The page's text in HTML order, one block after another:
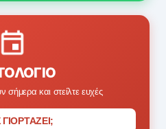
σήμερα και στείλτε ευχές